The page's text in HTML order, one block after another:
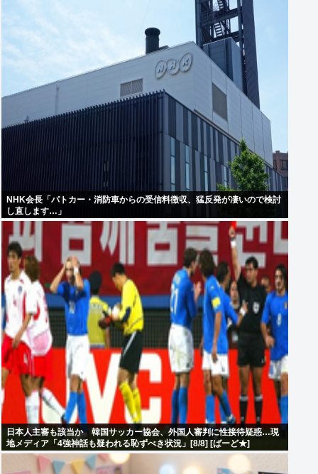
NHK会長「パトカー・消防車からの受信料徴収、猛反発が凄いので検討
し直します…」
日本人主審も該当か 韓国サッカー協会、外国人審判に性接待疑惑…現
地メディア「4強神話も疑われる恥ずべき状況」[8/8] [ばーど★]